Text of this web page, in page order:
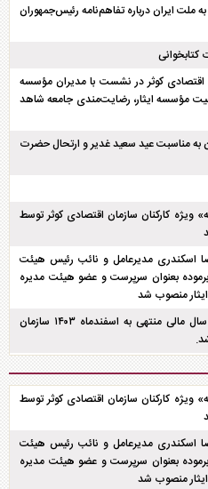
ملت ایران درباره تفاهم‌نامه رئیس‌جمهوران
کتابخوانی
کوثر در نشست با مدیران مؤسسه
مؤسسه ایثار، رضایت‌مندی جامعه شاهد
به مناسبت عید سعید غدیر و ارتحال حضرت
کارکنان سازمان اقتصادی کوثر توسط
مدیرعامل و نائب رئیس هیئت
بعنوان سرپرست و عضو هیئت مدیره
منصوب شد
مجمع عمومی عادی بطور فوق‌العاده سال مالی منتهی به اسفند‌ماه ۱۴۰۳ سازمان
کارکنان سازمان اقتصادی کوثر توسط
مدیرعامل و نائب رئیس هیئت
بعنوان سرپرست و عضو هیئت مدیره
منصوب شد